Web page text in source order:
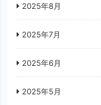
2025年8月
2025年7月
2025年6月
2025年5月